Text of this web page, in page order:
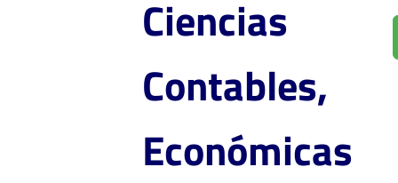
Ciencias
Contables,
Económicas